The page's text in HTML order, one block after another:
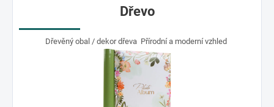
Dřevo
Dřevěný obal / dekor dřeva Přírodní a moderní vzhled